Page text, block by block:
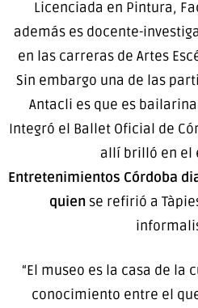
Licenciada en Pintura,
además es docente-
en las carreras de Artes
Sin embargo una de las
Antacli es que es
Integró el Ballet Oficial de
allí brilló en el
Entretenimientos Córdoba
quien se refirió a
“El museo es la casa de
conocimiento entre el